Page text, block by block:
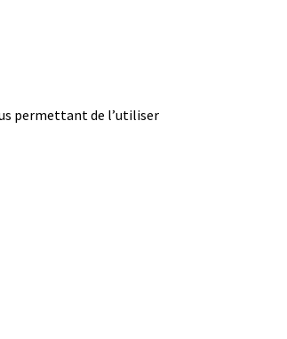
permettant de l’utiliser